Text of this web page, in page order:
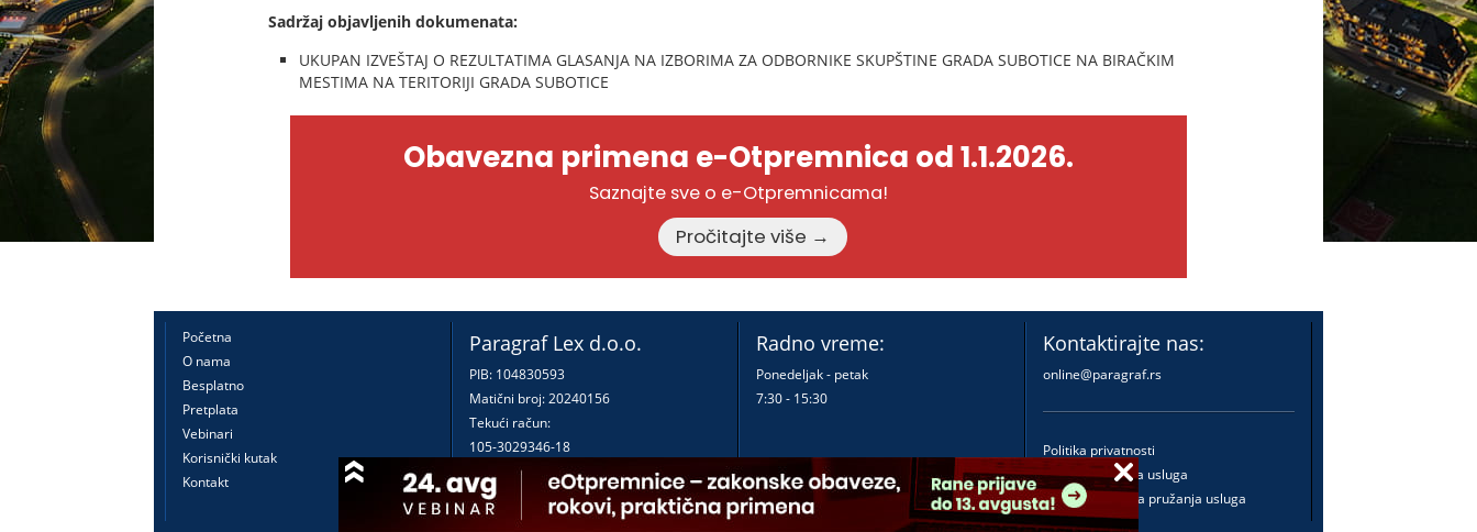
Sadržaj objavljenih dokumenata:
UKUPAN IZVEŠTAJ O REZULTATIMA GLASANJA NA IZBORIMA ZA ODBORNIKE SKUPŠTINE GRADA SUBOTICE NA BIRAČKIM
MESTIMA NA TERITORIJI GRADA SUBOTICE
Obavezna primena e-Otpremnica od 1.1.2026.
Saznajte sve o e-Otpremnicama!
Pročitajte više →
Početna
O nama
Besplatno
Pretplata
Vebinari
Korisnički kutak
Kontakt
Paragraf Lex d.o.o.
PIB: 104830593
Matični broj: 20240156
Tekući račun:
105-3029346-18
160-0000000380290-23
Radno vreme:
Ponedeljak - petak
7:30 - 15:30
Kontaktirajte nas:
online@paragraf.rs
Politika privatnosti
Politika pružanja usluga
Praktična pravila pružanja usluga